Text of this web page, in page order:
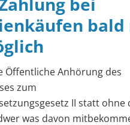
bald
Öffentliche Anhörung des
zum
II statt ohne
was davon